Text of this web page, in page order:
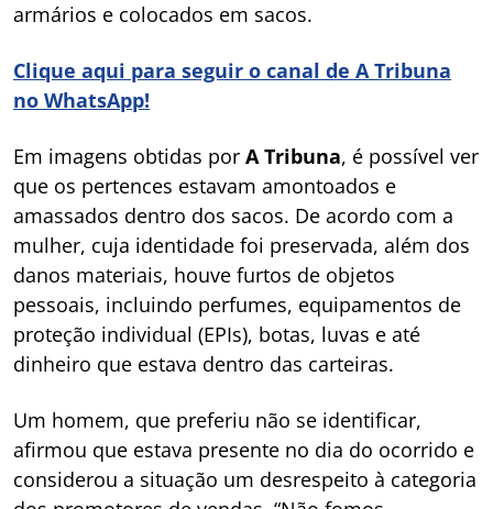
armários e colocados em sacos.
Clique aqui para seguir o canal de A Tribuna
no WhatsApp!
Em imagens obtidas por A Tribuna, é possível ver
que os pertences estavam amontoados e
amassados dentro dos sacos. De acordo com a
mulher, cuja identidade foi preservada, além dos
danos materiais, houve furtos de objetos
pessoais, incluindo perfumes, equipamentos de
proteção individual (EPIs), botas, luvas e até
dinheiro que estava dentro das carteiras.
Um homem, que preferiu não se identificar,
afirmou que estava presente no dia do ocorrido e
considerou a situação um desrespeito à categoria